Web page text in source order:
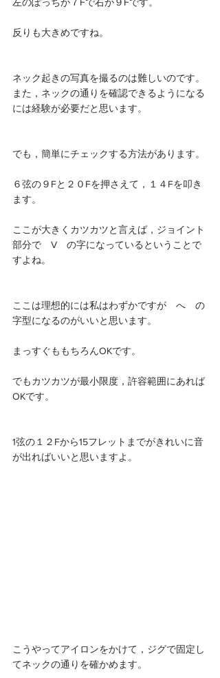
反りも大きめですね。
ネック起きの写真を撮るのは難しいのです。
また，ネックの通りを確認できるようになる
には経験が必要だと思います。
でも，簡単にチェックする方法があります。
６弦の９Fと２０Fを押さえて，１４Fを叩き
ます。
ここが大きくカツカツと言えば，ジョイント
部分で　V　の字になっているということで
すよね。
ここは理想的には私はわずかですが　へ　の
字型になるのがいいと思います。
まっすぐももちろんOKです。
でもカツカツが最小限度，許容範囲にあれば
OKです。
1弦の１２Fから15フレットまでがきれいに音
が出ればいいと思いますよ。
こうやってアイロンをかけて，ジグで固定し
てネックの通りを確かめます。